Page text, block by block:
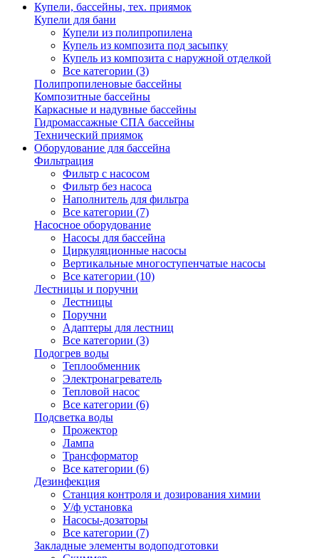
Купели, бассейны, тех. приямок
Купели для бани
Купели из полипропилена
Купель из композита под засыпку
Купель из композита с наружной отделкой
Все категории (3)
Полипропиленовые бассейны
Композитные бассейны
Каркасные и надувные бассейны
Гидромассажные СПА бассейны
Технический приямок
Оборудование для бассейна
Фильтрация
Фильтр с насосом
Фильтр без насоса
Наполнитель для фильтра
Все категории (7)
Насосное оборудование
Насосы для бассейна
Циркуляционные насосы
Вертикальные многоступенчатые насосы
Все категории (10)
Лестницы и поручни
Лестницы
Поручни
Адаптеры для лестниц
Все категории (3)
Подогрев воды
Теплообменник
Электронагреватель
Тепловой насос
Все категории (6)
Подсветка воды
Прожектор
Лампа
Трансформатор
Все категории (6)
Дезинфекция
Станция контроля и дозирования химии
У/ф установка
Насосы-дозаторы
Все категории (7)
Закладные элементы водоподготовки